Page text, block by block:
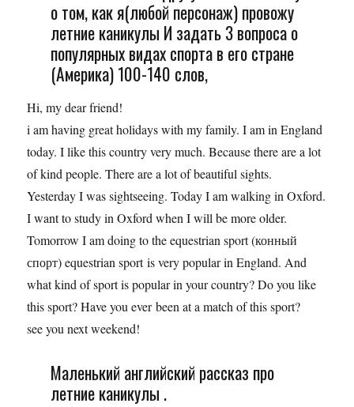
о том, как я(любой персонаж) провожу
летние каникулы И задать 3 вопроса о
популярных видах спорта в его стране
(Америка) 100-140 слов,
Hi, my dear friend!
i am having great holidays with my family. I am in England
today. I like this country very much. Because there are a lot
of kind people. There are a lot of beautiful sights.
Yesterday I was sightseeing. Today I am walking in Oxford.
I want to study in Oxford when I will be more older.
Tomorrow I am doing to the equestrian sport (конный
спорт) equestrian sport is very popular in England. And
what kind of sport is popular in your country? Do you like
this sport? Have you ever been at a match of this sport?
see you next weekend!
Маленький английский рассказ про
летние каникулы .